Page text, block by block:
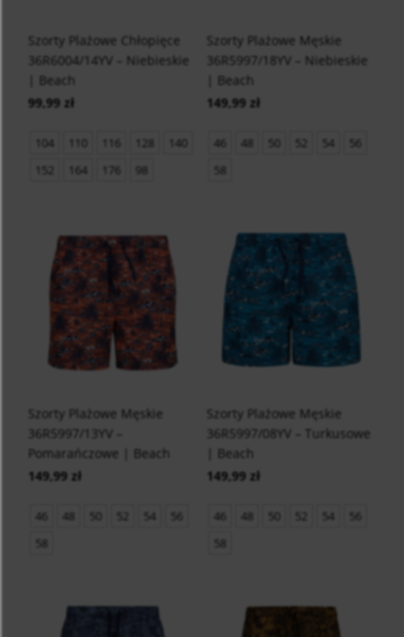
Szorty Plażowe Chłopięce
36R6004/14YV – Niebieskie
| Beach
99,99 zł
104 110 116 128
140
152
164 176 98
Szorty Plażowe Męskie
36R5997/18YV – Niebieskie
| Beach
149,99 zł
46 48 50 52 54
56
58
Szorty Plażowe Męskie
36R5997/13YV –
Pomarańczowe | Beach
149,99 zł
46 48 50 52 54
56
58
Szorty Plażowe Męskie
36R5997/08YV – Turkusowe
| Beach
149,99 zł
46 48 50 52 54
56
58